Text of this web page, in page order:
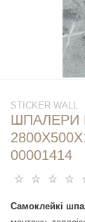
STICKER WALL
ШПАЛЕРИ
00001414
Самоклейкі